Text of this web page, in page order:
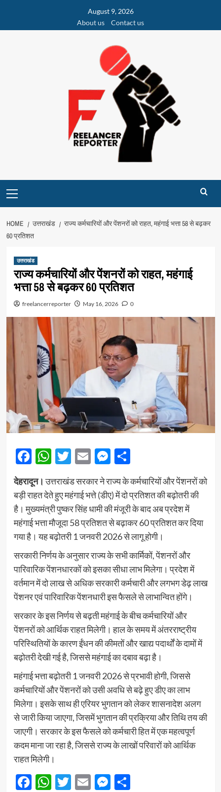
content
August 9, 2026
About us
Contact us
Menu
HOME उत्तराखंड
राज्य कर्मचारियों और पेंशनरों को राहत, महंगाई भत्ता 58 से बढ़कर
60 प्रतिशत
उत्तराखंड
राज्य कर्मचारियों और पेंशनरों को राहत, महंगाई
भत्ता 58 से बढ़कर 60 प्रतिशत
freelancerreporter May 16, 2026 0
Facebook
WhatsApp
Twitter
EmailMessenger
Share
देहरादून। उत्तराखंड सरकार ने राज्य के कर्मचारियों और पेंशनरों को
बड़ी राहत देते हुए महंगाई भत्ते (डीए) में दो प्रतिशत की बढ़ोतरी की
है। मुख्यमंत्री पुष्कर सिंह धामी की मंजूरी के बाद अब प्रदेश में
महंगाई भत्ता मौजूदा 58 प्रतिशत से बढ़ाकर 60 प्रतिशत कर दिया
गया है। यह बढ़ोतरी 1 जनवरी 2026 से लागू होगी।
सरकारी निर्णय के अनुसार राज्य के सभी कार्मिकों, पेंशनरों और
पारिवारिक पेंशनधारकों को इसका सीधा लाभ मिलेगा। प्रदेश में
वर्तमान में दो लाख से अधिक सरकारी कर्मचारी और लगभग डेढ़ लाख
पेंशनर एवं पारिवारिक पेंशनधारी इस फैसले से लाभान्वित होंगे।
सरकार के इस निर्णय से बढ़ती महंगाई के बीच कर्मचारियों और
पेंशनरों को आर्थिक राहत मिलेगी। हाल के समय में अंतरराष्ट्रीय
परिस्थितियों के कारण ईंधन की कीमतों और खाद्य पदार्थों के दामों में
बढ़ोतरी देखी गई है, जिससे महंगाई का दबाव बढ़ा है।
महंगाई भत्ता बढ़ोतरी 1 जनवरी 2026 से प्रभावी होगी, जिससे
कर्मचारियों और पेंशनरों को उसी अवधि से बढ़े हुए डीए का लाभ
मिलेगा। इसके साथ ही एरियर भुगतान को लेकर शासनादेश अलग
से जारी किया जाएगा, जिसमें भुगतान की प्रक्रिया और तिथि तय की
जाएगी। सरकार के इस फैसले को कर्मचारी हित में एक महत्वपूर्ण
कदम माना जा रहा है, जिससे राज्य के लाखों परिवारों को आर्थिक
राहत मिलेगी।
Facebook
WhatsApp
Twitter
EmailMessenger
Share